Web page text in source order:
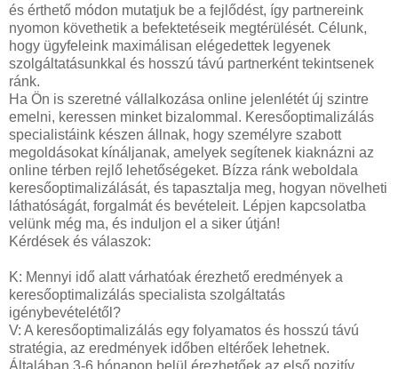
és érthető módon mutatjuk be a fejlődést, így partnereink
nyomon követhetik a befektetéseik megtérülését. Célunk,
hogy ügyfeleink maximálisan elégedettek legyenek
szolgáltatásunkkal és hosszú távú partnerként tekintsenek
ránk.
Ha Ön is szeretné vállalkozása online jelenlétét új szintre
emelni, keressen minket bizalommal. Keresőoptimalizálás
specialistáink készen állnak, hogy személyre szabott
megoldásokat kínáljanak, amelyek segítenek kiaknázni az
online térben rejlő lehetőségeket. Bízza ránk weboldala
keresőoptimalizálását, és tapasztalja meg, hogyan növelheti
láthatóságát, forgalmát és bevételeit. Lépjen kapcsolatba
velünk még ma, és induljon el a siker útján!
Kérdések és válaszok:
K: Mennyi idő alatt várhatóak érezhető eredmények a
keresőoptimalizálás specialista szolgáltatás
igénybevételétől?
V: A keresőoptimalizálás egy folyamatos és hosszú távú
stratégia, az eredmények időben eltérőek lehetnek.
Általában 3-6 hónapon belül érezhetőek az első pozitív